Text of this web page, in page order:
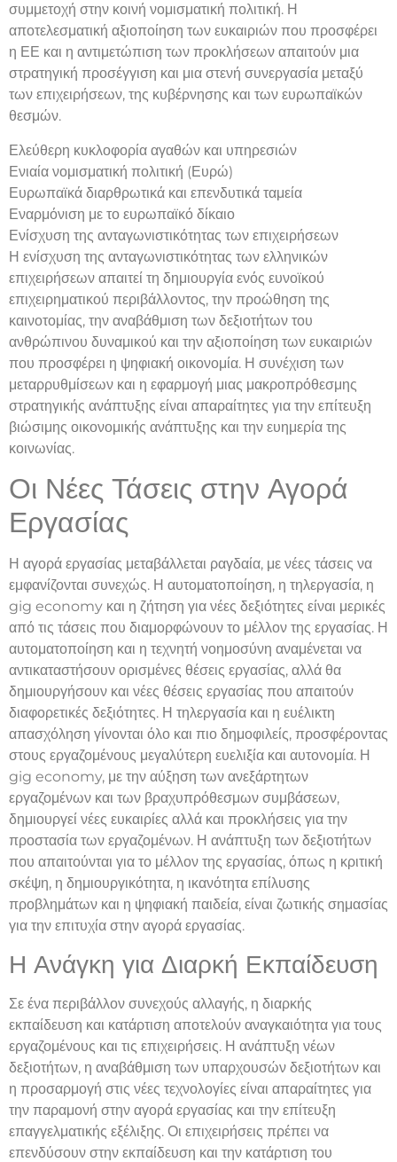
συμμετοχή στην κοινή νομισματική πολιτική. Η
αποτελεσματική αξιοποίηση των ευκαιριών που προσφέρει
η ΕΕ και η αντιμετώπιση των προκλήσεων απαιτούν μια
στρατηγική προσέγγιση και μια στενή συνεργασία μεταξύ
των επιχειρήσεων, της κυβέρνησης και των ευρωπαϊκών
θεσμών.
Ελεύθερη κυκλοφορία αγαθών και υπηρεσιών
Ενιαία νομισματική πολιτική (Ευρώ)
Ευρωπαϊκά διαρθρωτικά και επενδυτικά ταμεία
Εναρμόνιση με το ευρωπαϊκό δίκαιο
Ενίσχυση της ανταγωνιστικότητας των επιχειρήσεων
Η ενίσχυση της ανταγωνιστικότητας των ελληνικών
επιχειρήσεων απαιτεί τη δημιουργία ενός ευνοϊκού
επιχειρηματικού περιβάλλοντος, την προώθηση της
καινοτομίας, την αναβάθμιση των δεξιοτήτων του
ανθρώπινου δυναμικού και την αξιοποίηση των ευκαιριών
που προσφέρει η ψηφιακή οικονομία. Η συνέχιση των
μεταρρυθμίσεων και η εφαρμογή μιας μακροπρόθεσμης
στρατηγικής ανάπτυξης είναι απαραίτητες για την επίτευξη
βιώσιμης οικονομικής ανάπτυξης και την ευημερία της
κοινωνίας.
Οι Νέες Τάσεις στην Αγορά
Εργασίας
Η αγορά εργασίας μεταβάλλεται ραγδαία, με νέες τάσεις να
εμφανίζονται συνεχώς. Η αυτοματοποίηση, η τηλεργασία, η
gig economy και η ζήτηση για νέες δεξιότητες είναι μερικές
από τις τάσεις που διαμορφώνουν το μέλλον της εργασίας. Η
αυτοματοποίηση και η τεχνητή νοημοσύνη αναμένεται να
αντικαταστήσουν ορισμένες θέσεις εργασίας, αλλά θα
δημιουργήσουν και νέες θέσεις εργασίας που απαιτούν
διαφορετικές δεξιότητες. Η τηλεργασία και η ευέλικτη
απασχόληση γίνονται όλο και πιο δημοφιλείς, προσφέροντας
στους εργαζομένους μεγαλύτερη ευελιξία και αυτονομία. Η
gig economy, με την αύξηση των ανεξάρτητων
εργαζομένων και των βραχυπρόθεσμων συμβάσεων,
δημιουργεί νέες ευκαιρίες αλλά και προκλήσεις για την
προστασία των εργαζομένων. Η ανάπτυξη των δεξιοτήτων
που απαιτούνται για το μέλλον της εργασίας, όπως η κριτική
σκέψη, η δημιουργικότητα, η ικανότητα επίλυσης
προβλημάτων και η ψηφιακή παιδεία, είναι ζωτικής σημασίας
για την επιτυχία στην αγορά εργασίας.
Η Ανάγκη για Διαρκή Εκπαίδευση
Σε ένα περιβάλλον συνεχούς αλλαγής, η διαρκής
εκπαίδευση και κατάρτιση αποτελούν αναγκαιότητα για τους
εργαζομένους και τις επιχειρήσεις. Η ανάπτυξη νέων
δεξιοτήτων, η αναβάθμιση των υπαρχουσών δεξιοτήτων και
η προσαρμογή στις νέες τεχνολογίες είναι απαραίτητες για
την παραμονή στην αγορά εργασίας και την επίτευξη
επαγγελματικής εξέλιξης. Οι επιχειρήσεις πρέπει να
επενδύσουν στην εκπαίδευση και την κατάρτιση του